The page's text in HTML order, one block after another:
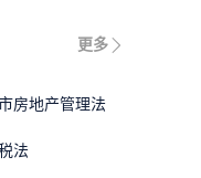
更多
房地产管理法
法